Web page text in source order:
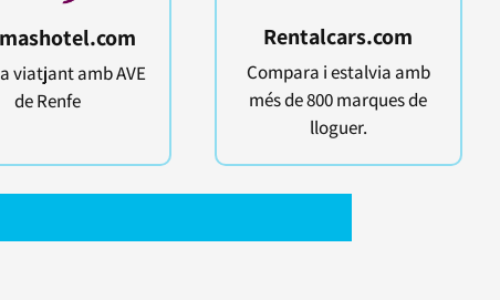
viatjant amb AVE
de Renfe
Rentalcars.com
Compara i estalvia amb
més de 800 marques de
lloguer.